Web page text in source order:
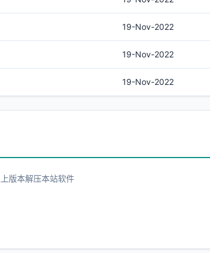
19-Nov-2022
19-Nov-2022
19-Nov-2022
版本解压本站软件